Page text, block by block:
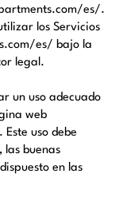
es/.
los Servicios
es/ bajo la
legal.
un uso adecuado
web
uso debe
las buenas
en las